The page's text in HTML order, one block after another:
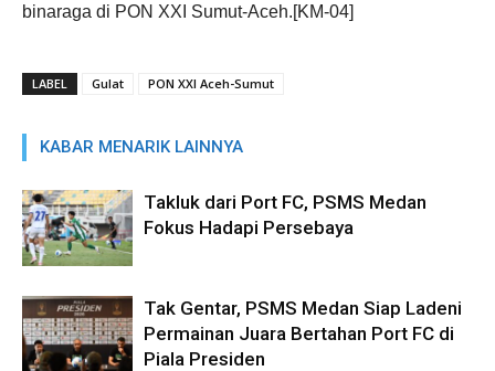
binaraga di PON XXI Sumut-Aceh.[KM-04]
LABEL Gulat PON XXI Aceh-Sumut
KABAR MENARIK LAINNYA
Takluk dari Port FC, PSMS Medan
Fokus Hadapi Persebaya
Tak Gentar, PSMS Medan Siap Ladeni
Permainan Juara Bertahan Port FC di
Piala Presiden